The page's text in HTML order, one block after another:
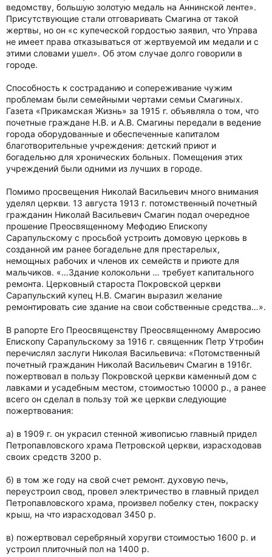
ведомству, большую золотую медаль на Аннинской ленте».
Присутствующие стали отговаривать Смагина от такой
жертвы, но он «с купеческой гордостью заявил, что Управа
не имеет права отказываться от жертвуемой им медали и с
этими словами ушел». Об этом случае долго говорили в
городе.
Способность к состраданию и сопереживание чужим
проблемам были семейными чертами семьи Смагиных.
Газета «Прикамская Жизнь» за 1915 г. объявляла о том, что
почетные граждане Н.В. и А.В. Смагины передали в ведение
города оборудованные и обеспеченные капиталом
благотворительные учреждения: детский приют и
богадельню для хронических больных. Помещения этих
учреждений были одними из лучших в городе.
Помимо просвещения Николай Васильевич много внимания
уделял церкви. 13 августа 1913 г. потомственный почетный
гражданин Николай Васильевич Смагин подал очередное
прошение Преосвященному Мефодию Епископу
Сарапульскому с просьбой устроить домовую церковь в
созданной им ранее богадельне для престарелых,
немощных рабочих и членов их семейств и приюте для
мальчиков. «…Здание колокольни … требует капитального
ремонта. Церковный староста Покровской церкви
Сарапульский купец Н.В. Смагин выразил желание
ремонтировать сие здание на свои собственные средства…».
В рапорте Его Преосвященству Преосвященному Амвросию
Епископу Сарапульскому за 1916 г. священник Петр Утробин
перечислял заслуги Николая Васильевича: «Потомственный
почетный гражданин Николай Васильевич Смагин в 1916г.
пожертвовал в пользу Покровской церкви каменный дом с
лавками и усадебным местом, стоимостью 10000 р., а ранее
всего он сделал в пользу той же церкви следующие
пожертвования:
а) в 1909 г. он украсил стенной живописью главный придел
Петропавловского храма Петровской церкви, израсходовав
своих средств 3200 р.
б) в том же году на свой счет ремонт. духовую печь,
переустроил свод, провел электричество в главный придел
Петропавловского храма, произвел побелку стен, покраску
крыш, на что израсходовал 3450 р.
в) пожертвовал серебряный хоругви стоимостью 1600 р. и
устроил плиточный пол на 1400 р.